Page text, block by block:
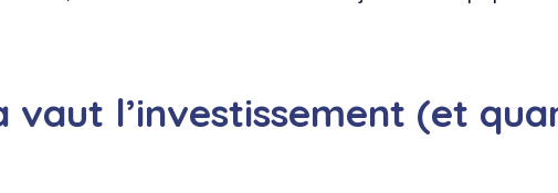
l’investissement (et